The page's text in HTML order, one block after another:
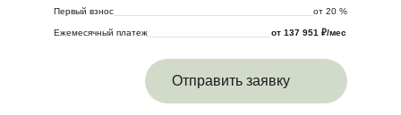
Первый взнос
от 20 %
Ежемесячный платеж от 137 951 ₽/мес
Отправить заявку